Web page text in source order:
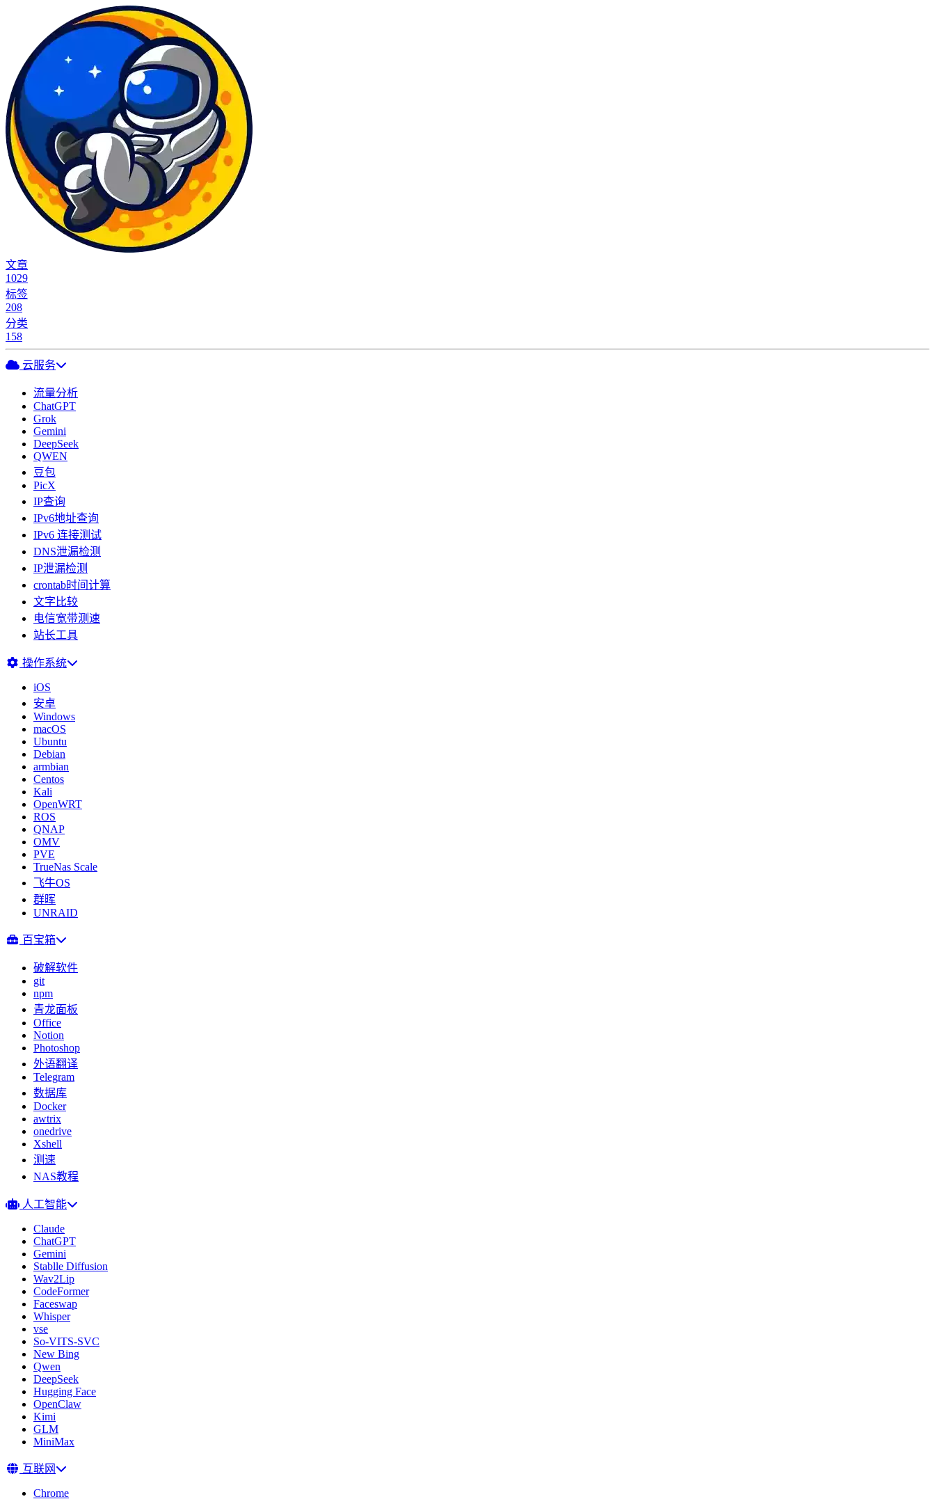
文章
1029
标签
208
分类
158
云服务
流量分析
ChatGPT
Grok
Gemini
DeepSeek
QWEN
豆包
PicX
IP查询
IPv6地址查询
IPv6 连接测试
DNS泄漏检测
IP泄漏检测
crontab时间计算
文字比较
电信宽带测速
站长工具
操作系统
iOS
安卓
Windows
macOS
Ubuntu
Debian
armbian
Centos
Kali
OpenWRT
ROS
QNAP
OMV
PVE
TrueNas Scale
飞牛OS
群晖
UNRAID
百宝箱
破解软件
git
npm
青龙面板
Office
Notion
Photoshop
外语翻译
Telegram
数据库
Docker
awtrix
onedrive
Xshell
测速
NAS教程
人工智能
Claude
ChatGPT
Gemini
Stablle Diffusion
Wav2Lip
CodeFormer
Faceswap
Whisper
vse
So-VITS-SVC
New Bing
Qwen
DeepSeek
Hugging Face
OpenClaw
Kimi
GLM
MiniMax
互联网
Chrome